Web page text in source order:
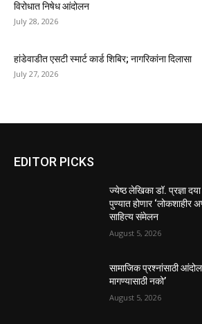
विरोधात निषेध आंदोलन
July 28, 2026
हांडेवाडीत एसटी स्मार्ट कार्ड शिबिर; नागरिकांना दिलासा
July 27, 2026
EDITOR PICKS
ज्येष्ठ लेखिका डॉ. प्रज्ञा
पुण्यात होणार ‘लोकशाहीर
साहित्य संमेलन
August 5, 2026
सामाजिक प्रश्नांसाठी
मागण्यासाठी नको’
August 5, 2026